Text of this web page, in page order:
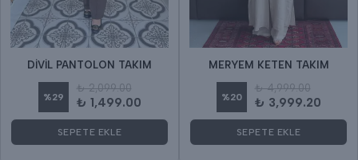
DİVİL PANTOLON TAKIM
%29
₺ 2,099.00
₺ 1,499.00
SEPETE EKLE
MERYEM KETEN TAKIM
%20
₺ 4,999.00
₺ 3,999.20
SEPETE EKLE